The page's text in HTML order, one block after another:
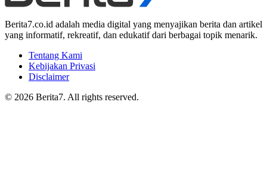
Berita7.co.id adalah media digital yang menyajikan berita dan artikel
yang informatif, rekreatif, dan edukatif dari berbagai topik menarik.
Tentang Kami
Kebijakan Privasi
Disclaimer
© 2026 Berita7. All rights reserved.